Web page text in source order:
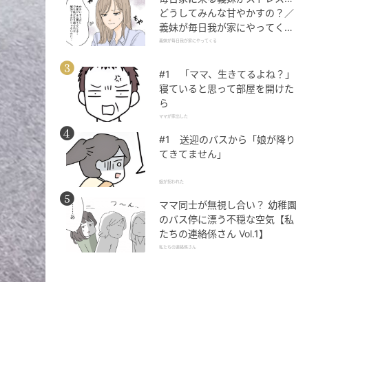
どうしてみんな甘やかすの？／
義妹が毎日我が家にやってくる
（1）【義父母がシンドイんで
義妹が毎日我が家にやってくる
#1 「ママ、生きてるよね？」
寝ていると思って部屋を開けた
ら
ママが家出した
#1 送迎のバスから「娘が降り
てきてません」
娘が拐われた
ママ同士が無視し合い？ 幼稚園
のバス停に漂う不穏な空気【私
たちの連絡係さん Vol.1】
私たちの連絡係さん